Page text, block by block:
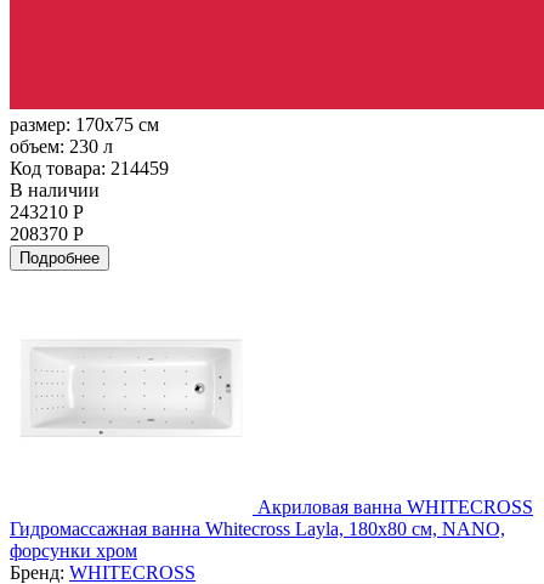
размер: 170x75 см
объем: 230 л
Код товара: 214459
В наличии
243210 Р
208370 Р
Подробнее
Акриловая ванна WHITECROSS
Гидромассажная ванна Whitecross Layla, 180x80 см, NANO,
форсунки хром
Бренд: WHITECROSS